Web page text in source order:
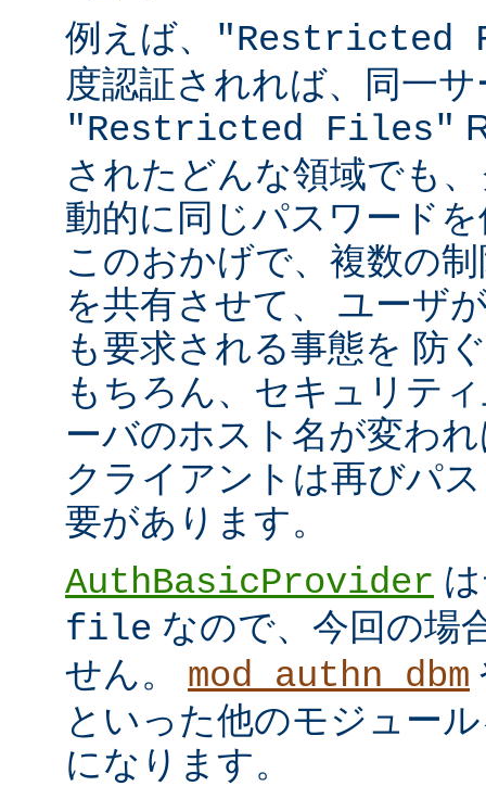
例えば、
"Restricted
度認証されれば、同一
"Restricted Files"
されたどんな領域でも
動的に同じパスワード
このおかげで、複数の
を共有させて、 ユーザ
も要求される事態を 防
もちろん、セキュリテ
ーバのホスト名が変わ
クライアントは再びパ
要があります。
AuthBasicProvider
file なので、今回の場
せん。 mod_authn_dbm
といった他のモジュー
になります。